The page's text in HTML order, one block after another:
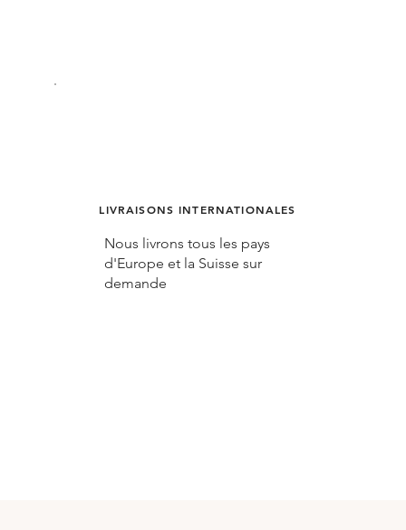
LIVRAISONS INTERNATIONALES
Nous livrons tous les pays
d'Europe et la Suisse sur
demande